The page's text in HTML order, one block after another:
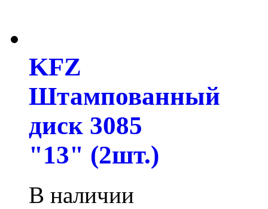
KFZ
Штампованный
диск 3085
"13" (2шт.)
В наличии